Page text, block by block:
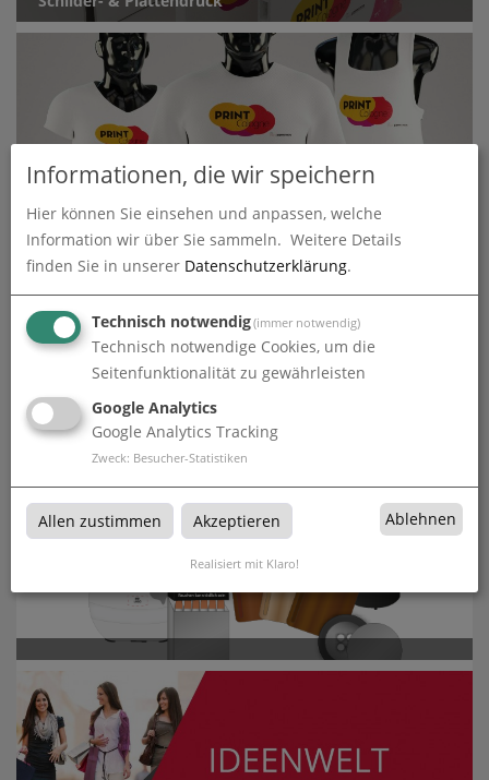
Werbe- & Eventartikel
Textildruck
Informationen, die wir speichern
Hier können Sie einsehen und anpassen, welche
Information wir über Sie sammeln. Weitere Details
finden Sie in unserer Datenschutzerklärung.
Technisch notwendig(immer notwendig)
Technisch notwendige Cookies, um die
Seitenfunktionalität zu gewährleisten
Google Analytics
Google Analytics Tracking
Zweck: Besucher-Statistiken
Allen zustimmen Akzeptieren Ablehnen
Realisiert mit Klaro!